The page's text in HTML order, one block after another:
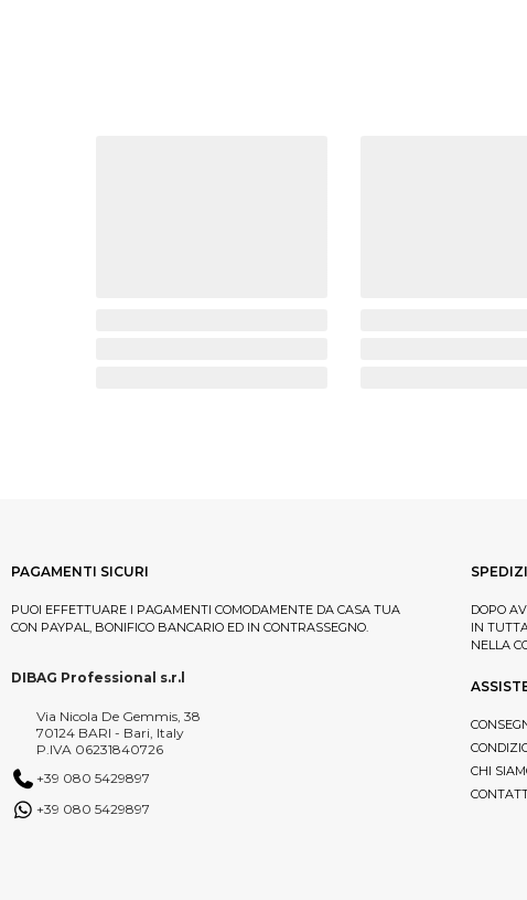
PAGAMENTI SICURI
PUOI EFFETTUARE I PAGAMENTI COMODAMENTE DA CASA TUA
CON PAYPAL, BONIFICO BANCARIO ED IN CONTRASSEGNO.
DIBAG Professional s.r.l
Via Nicola De Gemmis, 38
70124 BARI - Bari, Italy
P.IVA 06231840726
+39 080 5429897
+39 080 5429897
DOPO
IN
NELLA
CHI